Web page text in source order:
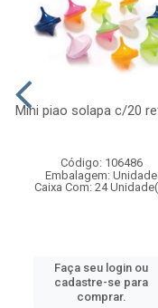
Mini piao solapa c/20
Código: 106486
Embalagem: Unidade
Caixa Com: 24
Faça seu login ou
cadastre-se para
comprar.